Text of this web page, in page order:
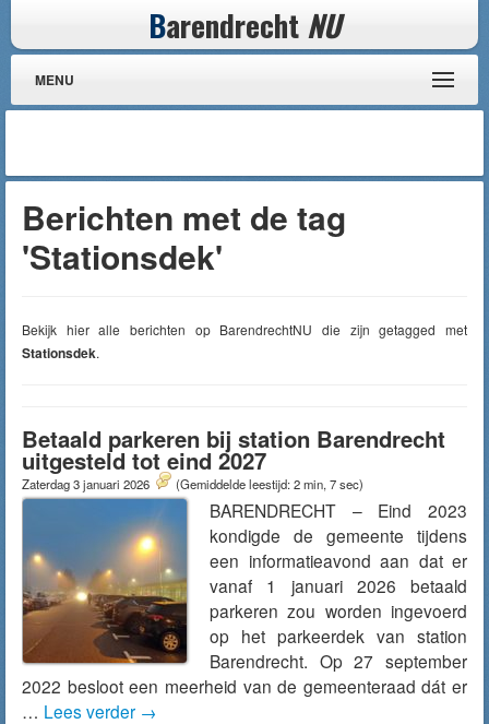
Barendrecht NU
MENU
Berichten met de tag
'Stationsdek'
Bekijk hier alle berichten op BarendrechtNU die zijn getagged met
Stationsdek.
Betaald parkeren bij station Barendrecht
uitgesteld tot eind 2027
Zaterdag 3 januari 2026 (Gemiddelde leestijd: 2 min, 7 sec)
BARENDRECHT – Eind 2023
kondigde de gemeente tijdens
een informatieavond aan dat er
vanaf 1 januari 2026 betaald
parkeren zou worden ingevoerd
op het parkeerdek van station
Barendrecht. Op 27 september
2022 besloot een meerheid van de gemeenteraad dát er
… Lees verder →